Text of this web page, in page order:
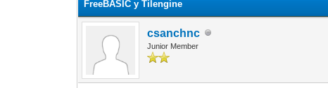
FreeBASIC y Tilengine
csanchnc
Junior Member